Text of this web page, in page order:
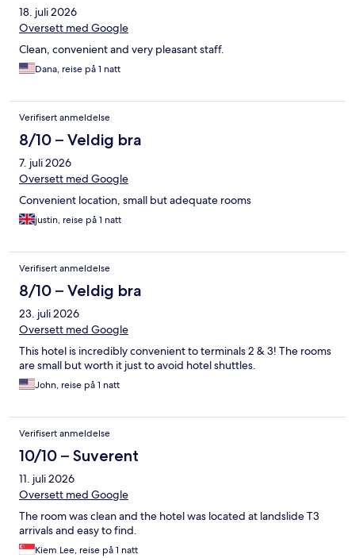
18. juli 2026
Oversett med Google
Clean, convenient and very pleasant staff.
Dana, reise på 1 natt
Verifisert anmeldelse
8/10 – Veldig bra
7. juli 2026
Oversett med Google
Convenient location, small but adequate rooms
justin, reise på 1 natt
Verifisert anmeldelse
8/10 – Veldig bra
23. juli 2026
Oversett med Google
This hotel is incredibly convenient to terminals 2 & 3! The rooms
are small but worth it just to avoid hotel shuttles.
John, reise på 1 natt
Verifisert anmeldelse
10/10 – Suverent
11. juli 2026
Oversett med Google
The room was clean and the hotel was located at landslide T3
arrivals and easy to find.
Kiem Lee, reise på 1 natt